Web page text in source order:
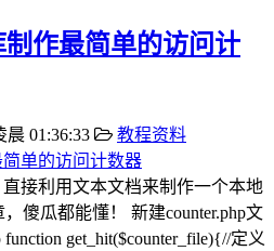
作最简单的访问计
晨 01:36:33 教程资料
接利用文本文档来制作一个本地
傻瓜都能懂！ 新建counter.php文
get_hit($counter_file){//定义